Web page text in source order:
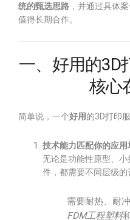
统的甄选思路 ，并通过具体
值得长期合作。
一、好用的3D
核心
简单说，一个好用的3D打印
技术能力匹配你的应用
无论是功能性原型、
件，都需要不同层级的
需要耐热、耐
FDM工程塑料